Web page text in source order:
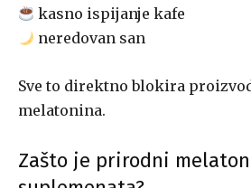
kasno ispijanje kafe
neredovan san
Sve to direktno blokira
melatonina.
Zašto je prirodni